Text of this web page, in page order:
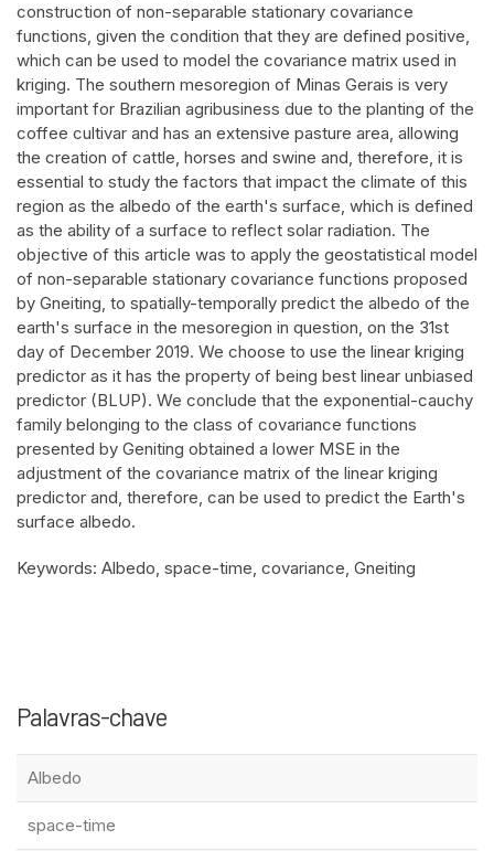
construction of non-separable stationary covariance
functions, given the condition that they are defined positive,
which can be used to model the covariance matrix used in
kriging. The southern mesoregion of Minas Gerais is very
important for Brazilian agribusiness due to the planting of the
coffee cultivar and has an extensive pasture area, allowing
the creation of cattle, horses and swine and, therefore, it is
essential to study the factors that impact the climate of this
region as the albedo of the earth's surface, which is defined
as the ability of a surface to reflect solar radiation. The
objective of this article was to apply the geostatistical model
of non-separable stationary covariance functions proposed
by Gneiting, to spatially-temporally predict the albedo of the
earth's surface in the mesoregion in question, on the 31st
day of December 2019. We choose to use the linear kriging
predictor as it has the property of being best linear unbiased
predictor (BLUP). We conclude that the exponential-cauchy
family belonging to the class of covariance functions
presented by Geniting obtained a lower MSE in the
adjustment of the covariance matrix of the linear kriging
predictor and, therefore, can be used to predict the Earth's
surface albedo.
Keywords: Albedo, space-time, covariance, Gneiting
Palavras-chave
Albedo
space-time